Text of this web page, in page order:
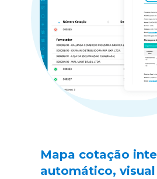
Mapa cotação
automático, visual